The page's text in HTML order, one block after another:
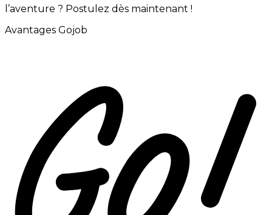
l’aventure ? Postulez dès maintenant !
Avantages Gojob